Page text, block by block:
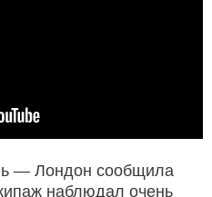
— Лондон сообщила
наблюдал очень